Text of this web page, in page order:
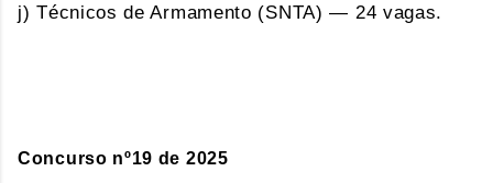
j) Técnicos de Armamento (SNTA) — 24 vagas.
Concurso nº19 de 2025